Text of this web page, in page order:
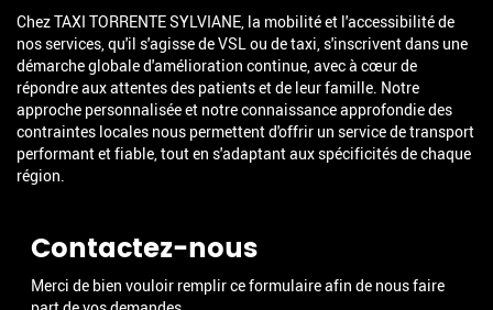
Chez TAXI TORRENTE SYLVIANE, la mobilité et l'accessibilité de
nos services, qu'il s'agisse de VSL ou de taxi, s'inscrivent dans une
démarche globale d'amélioration continue, avec à cœur de
répondre aux attentes des patients et de leur famille. Notre
approche personnalisée et notre connaissance approfondie des
contraintes locales nous permettent d'offrir un service de transport
performant et fiable, tout en s'adaptant aux spécificités de chaque
région.
Contactez-nous
Merci de bien vouloir remplir ce formulaire afin de nous faire